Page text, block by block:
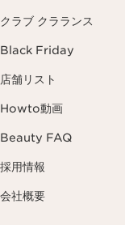
クラブ クラランス
Black Friday
店舗リスト
Howto動画
Beauty FAQ
採用情報
会社概要